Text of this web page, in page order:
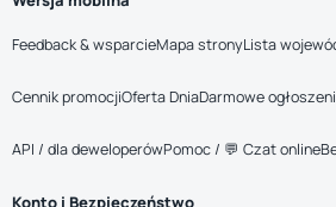
Feedback & wsparcieMapa stronyLista
Cennik promocjiOferta DniaDarmowe
API / dla deweloperówPomoc / 💬 Czat online
Konto i Bezpieczeństwo